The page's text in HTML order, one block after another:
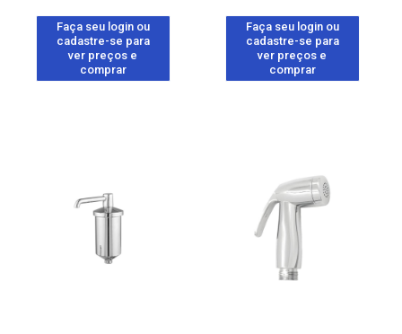
Faça seu login ou
cadastre-se para
ver preços e
comprar
Faça seu login ou
cadastre-se para
ver preços e
comprar